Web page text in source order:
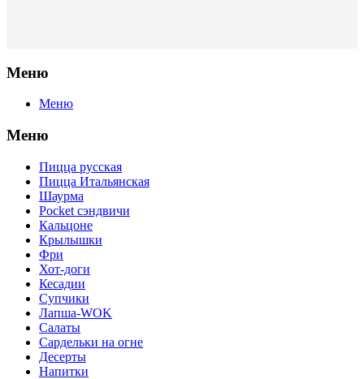
Меню
Меню
Меню
Пицца русская
Пицца Итальянская
Шаурма
Pocket сэндвичи
Кальцоне
Крылышки
Фри
Хот-доги
Кесадии
Супчики
Лапша-WOK
Салаты
Сардельки на огне
Десерты
Напитки